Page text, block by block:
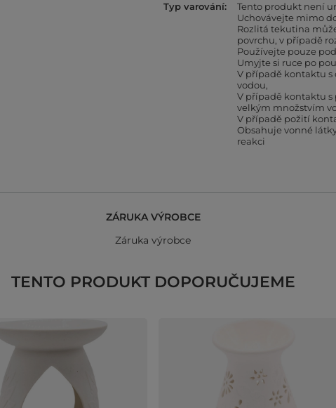
Typ varování
Tento produkt není
Uchovávejte mimo
Rozlitá tekutina
povrchu, v případě
Používejte pouze
Umyjte si ruce po
V případě kontaktu
vodou
V případě kontaktu
velkým množstvím
V případě požití
Obsahuje vonné
reakci
ZÁRUKA VÝROBCE
Záruka výrobce
TENTO PRODUKT DOPORUČUJEME